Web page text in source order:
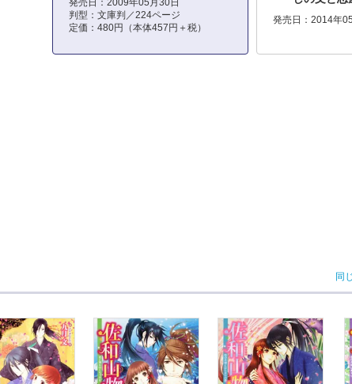
発売日：2009年05月30日
判型：文庫判／224ページ
定価：480円（本体457円＋税）
発売日：2014年
同